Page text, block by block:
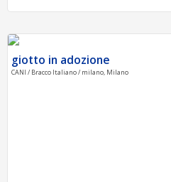
giotto in adozione
CANI / Bracco Italiano / milano, Milano